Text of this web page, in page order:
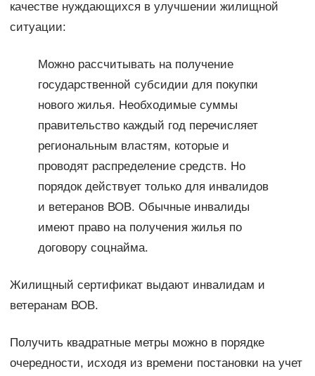
качестве нуждающихся в улучшении жилищной
ситуации:
Можно рассчитывать на получение
государственной субсидии для покупки
нового жилья. Необходимые суммы
правительство каждый год перечисляет
региональным властям, которые и
проводят распределение средств. Но
порядок действует только для инвалидов
и ветеранов ВОВ. Обычные инвалиды
имеют право на получения жилья по
договору соцнайма.
Жилищный сертификат выдают инвалидам и
ветеранам ВОВ.
Получить квадратные метры можно в порядке
очередности, исходя из времени постановки на учет